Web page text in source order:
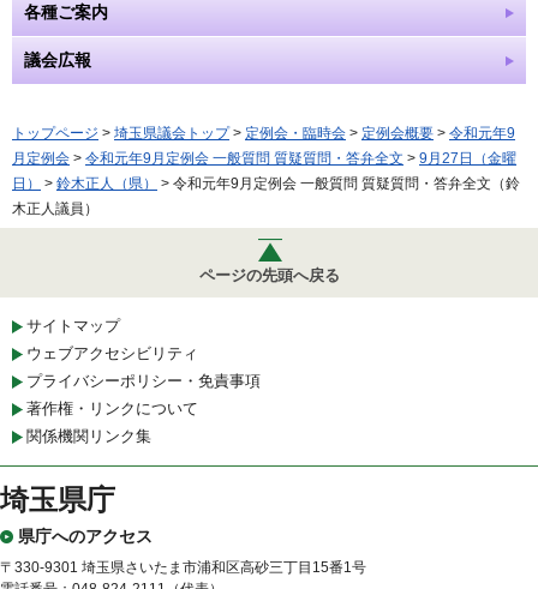
各種ご案内
議会広報
トップページ > 埼玉県議会トップ> 定例会・臨時会 > 定例会概要 > 令和元年9
月定例会 > 令和元年9月定例会 一般質問 質疑質問・答弁全文 > 9月27日（金曜
日）
> 鈴木正人（県）
> 令和元年9月定例会 一般質問 質疑質問・答弁全文（鈴
木正人議員）
ページの先頭へ戻る
サイトマップ
ウェブアクセシビリティ
プライバシーポリシー・免責事項
著作権・リンクについて
関係機関リンク集
埼玉県庁
県庁へのアクセス
〒330-9301 埼玉県さいたま市浦和区高砂三丁目15番1号